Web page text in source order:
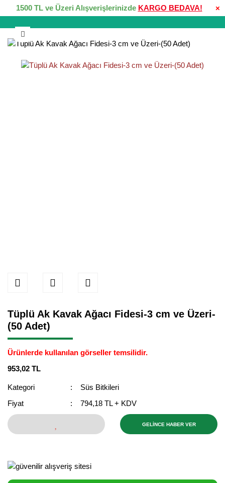
×
1500 TL ve Üzeri Alışverişlerinizde KARGO BEDAVA!
Tüplü Ak Kavak Ağacı Fidesi-3 cm ve Üzeri-
(50 Adet)
Ürünlerde kullanılan görseller temsilidir.
953,02 TL
Kategori
Süs Bitkileri
Fiyat
794,18 TL + KDV
GELİNCE HABER VER